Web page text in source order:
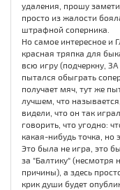
удаления, прошу
просто из жалости
штрафной соперника.
Но самое интересное и
красная тряпка для
всю игру (подчеркну,
пытался обыграть
получает мяч, тут же
лучшем, что
видели, что он так
говорить, что угодно:
какая-нибудь точка, но
Это была не игра, это
за "Балтику" (несмотря
причины), а здесь
крик души будет